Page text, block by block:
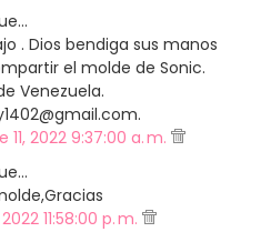
. Dios bendiga sus manos
el molde de Sonic.
Venezuela.
2022 9:37:00 a. m.
11:58:00 p. m.